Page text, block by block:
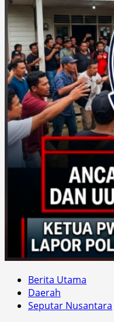
Berita Utama
Daerah
Seputar Nusantara